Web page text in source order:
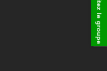
visitez le groupe